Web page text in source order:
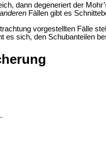
dann degeneriert der
Fällen gibt es
vorgestellten Fälle
es sich, den Schubanteilen